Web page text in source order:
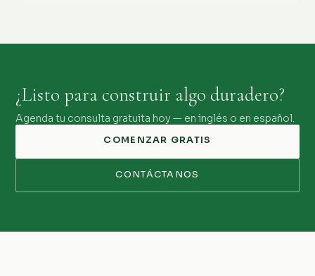
¿Listo para construir algo duradero?
Agenda tu consulta gratuita hoy — en inglés o en español.
COMENZAR GRATIS
CONTÁCTANOS